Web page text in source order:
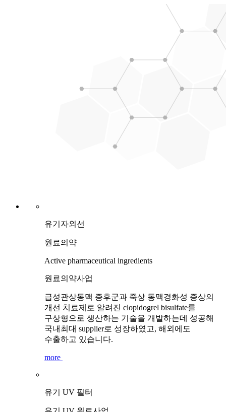
유기자외선
원료의약
Active pharmaceutical ingredients
원료의약사업
급성관상동맥 증후군과 죽상 동맥경화성 증상의
개선 치료제로 알려진 clopidogrel bisulfate를
구상형으로 생산하는 기술을 개발하는데 성공해
국내최대 supplier로 성장하였고, 해외에도
수출하고 있습니다.
more
유기 UV 필터